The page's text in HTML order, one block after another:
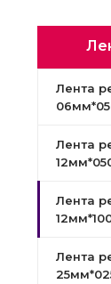
Лента
Лента
Лента
Лента